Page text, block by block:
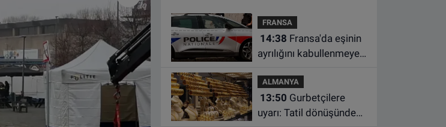
FRANSA
14:38
ayrılığını kabullenmeyen
oğlunu öldürdü
ALMANYA
13:50
uyarı: Tatil dönüşünde